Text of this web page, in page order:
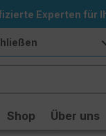
Experten für
Shop Über uns